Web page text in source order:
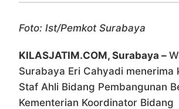
Foto: Ist/Pemkot Surabaya
KILASJATIM.COM, Surabaya –
Surabaya Eri Cahyadi menerima
Staf Ahli Bidang Pembangunan
Kementerian Koordinator Bidang